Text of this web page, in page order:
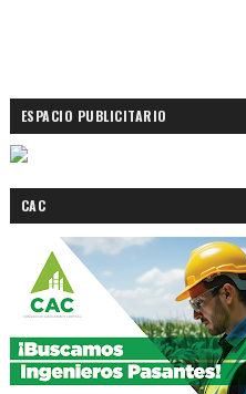
ESPACIO PUBLICITARIO
CAC